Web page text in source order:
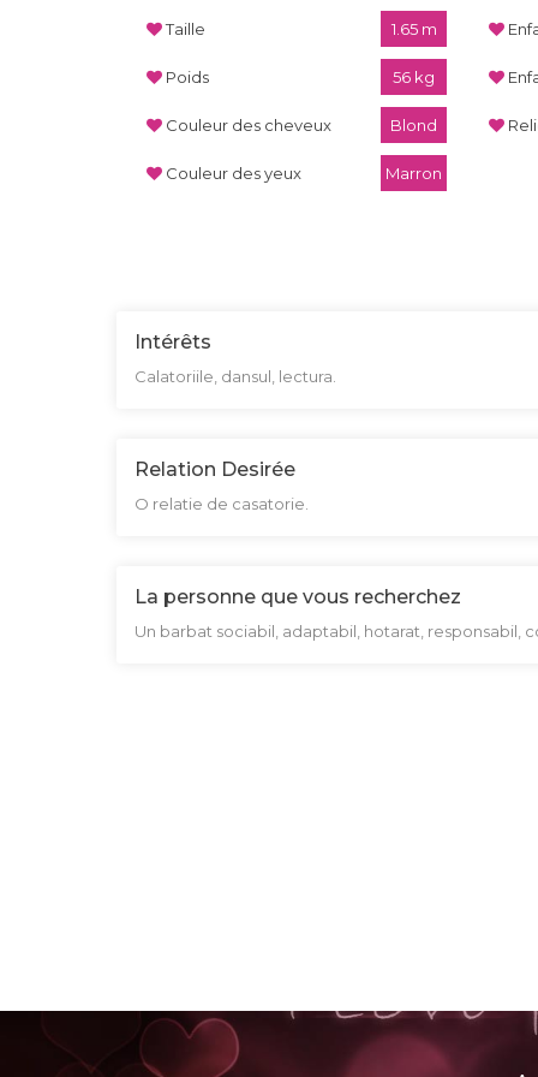
Taille 1.65 m
Poids 56 kg
Couleur des cheveux Blond
Couleur des yeux Marron
Intérêts
Calatoriile, dansul, lectura.
Relation Desirée
O relatie de casatorie.
La personne que vous recherchez
Un barbat sociabil, adaptabil, hotarat, responsabil,